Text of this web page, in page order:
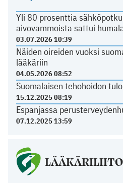
Yli 80 prosenttia
aivovammoista sattui
03.07.2026 10:39
Näiden oireiden vuoksi
lääkäriin
04.05.2026 08:52
Suomalaisen tehohoidon
15.12.2025 08:19
Espanjassa
07.12.2025 13:59